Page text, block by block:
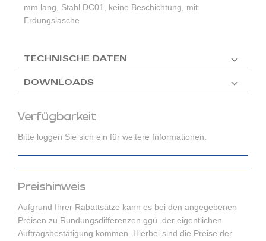
Verfügbarkeit
Bitte loggen Sie sich ein für weitere Informationen.
Preishinweis
Aufgrund Ihrer Rabattsätze kann es bei den angegebenen
Preisen zu Rundungsdifferenzen ggü. der eigentlichen
Auftragsbestätigung kommen. Hierbei sind die Preise der
mm lang, Stahl DC01, keine Beschichtung, mit
Erdungslasche
TECHNISCHE DATEN
DOWNLOADS